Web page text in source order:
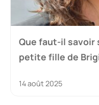
Que faut-il savoir
petite fille de
14 août 2025